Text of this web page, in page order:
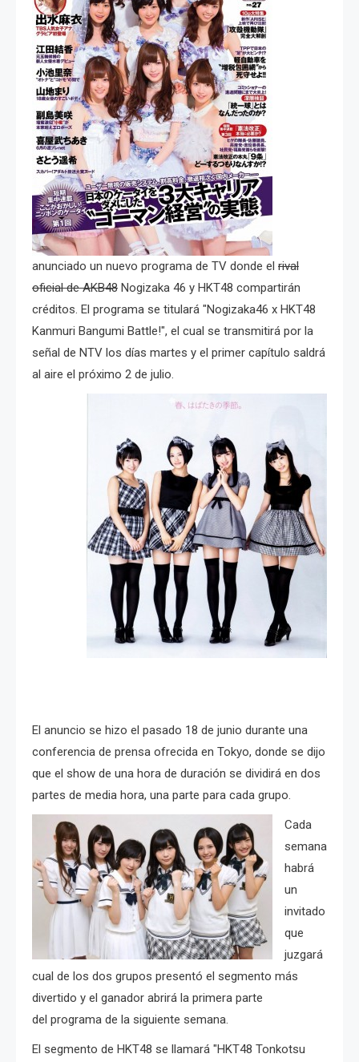
anunciado un nuevo programa de TV donde el rival
oficial de AKB48 Nogizaka 46 y HKT48 compartirán
créditos. El programa se titulará "Nogizaka46 x HKT48
Kanmuri Bangumi Battle!", el cual se transmitirá por la
señal de NTV los días martes y el primer capítulo saldrá
al aire el próximo 2 de julio.
El anuncio se hizo el pasado 18 de junio durante una
conferencia de prensa ofrecida en Tokyo, donde se dijo
que el show de una hora de duración se dividirá en dos
partes de media hora, una parte para cada grupo.
Cada
semana
habrá
un
invitado
que
juzgará
cual de los dos grupos presentó el segmento más
divertido y el ganador abrirá la primera parte
del programa de la siguiente semana.
El segmento de HKT48 se llamará "HKT48 Tonkotsu